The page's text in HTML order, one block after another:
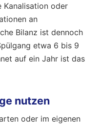
Kanalisation oder
an
Bilanz ist dennoch
etwa 6 bis 9
auf ein Jahr ist das
nutzen
oder im eigenen